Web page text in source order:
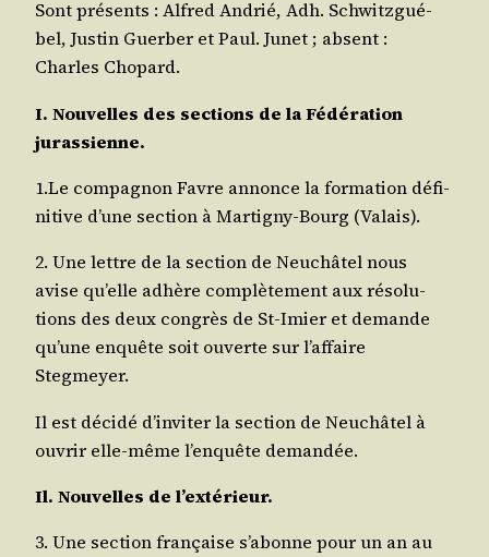
Sont pré­sents : Alfred Andrié, Adh. Schwitz­gué­
bel, Jus­tin Guer­ber et Paul. Junet ; absent :
Charles Chopard.
I. Nou­velles des sec­tions de la Fédé­ra­tion
jurassienne.
1.Le com­pa­gnon Favre annonce la for­ma­tion défi­
ni­tive d’une sec­tion à Mar­ti­gny-Bourg (Valais).
2. Une lettre de la sec­tion de Neu­châ­tel nous
avise qu’elle adhère com­plè­te­ment aux réso­lu­
tions des deux congrès de St-Imier et demande
qu’une enquête soit ouverte sur l’af­faire
Stegmeyer.
Il est déci­dé d’in­vi­ter la sec­tion de Neu­châ­tel à
ouvrir elle-même l’en­quête demandée.
Il. Nou­velles de l’extérieur.
3. Une sec­tion fran­çaise s’a­bonne pour un an au